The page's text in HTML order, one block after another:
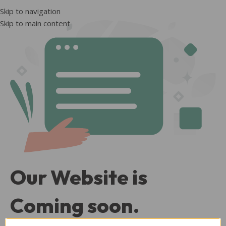
Skip to navigation
Skip to main content
Our Website is
Coming soon.